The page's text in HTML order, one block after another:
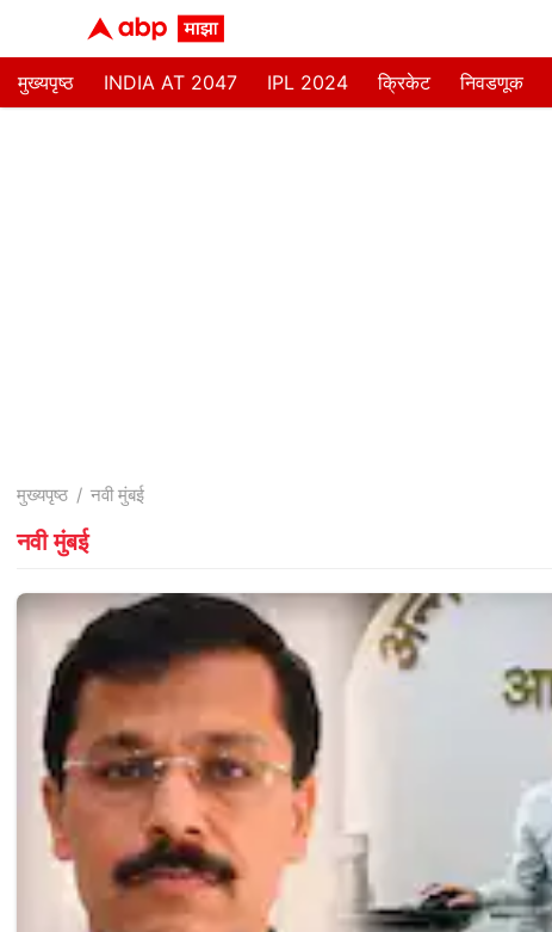
मुख्यपृष्ठ INDIA AT 2047 IPL 2024 क्रिकेट निवडणूक
मुख्यपृष्ठ नवी मुंबई
नवी मुंबई